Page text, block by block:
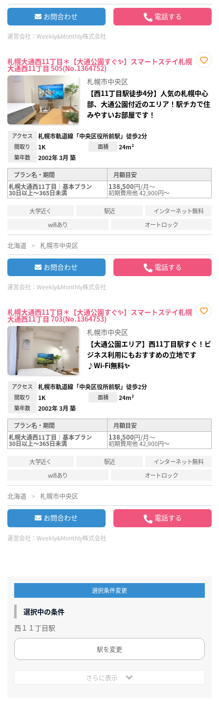
お問合わせ 電話する
運営会社： Weekly&Monthly株式会社
札幌大通西11丁目＊【大通公園すぐ✨】スマートステイ札幌
大通西11丁目 505(No.1364752)
録
札幌市中央区
【西11丁目駅徒歩4分】人気の札幌中心
部、大通公園付近のエリア！駅チカで住
みやすいお部屋です！
アクセス 札幌市軌道線「中央区役所前駅」徒歩2分
間取り 1K 面積 24m²
築年数 2002年 3月 築
プラン名・期間
月額目安
札幌大通西11丁目｜基本プラン
30日以上～365日未満
138,500円/月～
初期費用他 42,900円～
大学近く 駅近
インターネット無料
wifiあり
オートロック
北海道 札幌市中央区
お問合わせ 電話する
運営会社： Weekly&Monthly株式会社
札幌大通西11丁目＊【大通公園すぐ✨】スマートステイ札幌
大通西11丁目 703(No.1364753)
録
札幌市中央区
【大通公園エリア】西11丁目駅すぐ！ビ
ジネス利用にもおすすめの立地です
♪Wi-Fi無料✨
アクセス 札幌市軌道線「中央区役所前駅」徒歩2分
間取り 1K 面積 24m²
築年数 2002年 3月 築
プラン名・期間
月額目安
札幌大通西11丁目｜基本プラン
30日以上～365日未満
138,500円/月～
初期費用他 42,900円～
大学近く 駅近
インターネット無料
wifiあり
オートロック
北海道 札幌市中央区
お問合わせ 電話する
運営会社： Weekly&Monthly株式会社
選択条件変更
選択中の条件
西１１丁目駅
駅を変更
さらに表示